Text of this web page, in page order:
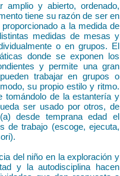
amplio y abierto, ordenado,
tiene su razón de ser en
a la medida de
medidas de mesas y
o en grupos. El
donde se exponen los
y permite una gran
trabajar en grupos o
su propio estilo y ritmo.
tomándolo de la estantería y
ser usado por otros, de
desde temprana edad el
de trabajo (escoge, ejecuta,
del niño en la exploración y
y la autodisciplina hacen